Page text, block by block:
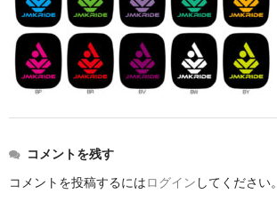
コメントを残す
コメントを投稿するにはログイン してください。